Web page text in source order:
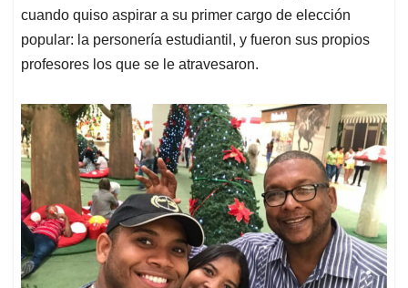
cuando quiso aspirar a su primer cargo de elección
popular: la personería estudiantil, y fueron sus propios
profesores los que se le atravesaron.